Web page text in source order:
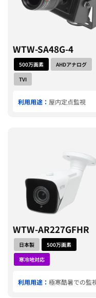
WTW-SA48G-4
500万画素
AHDアナログ
TVI
利用用途： 屋内定点監視
WTW-AR227GFHR
日本製
500万画素
寒冷地対応
利用用途： 極寒酷暑での監